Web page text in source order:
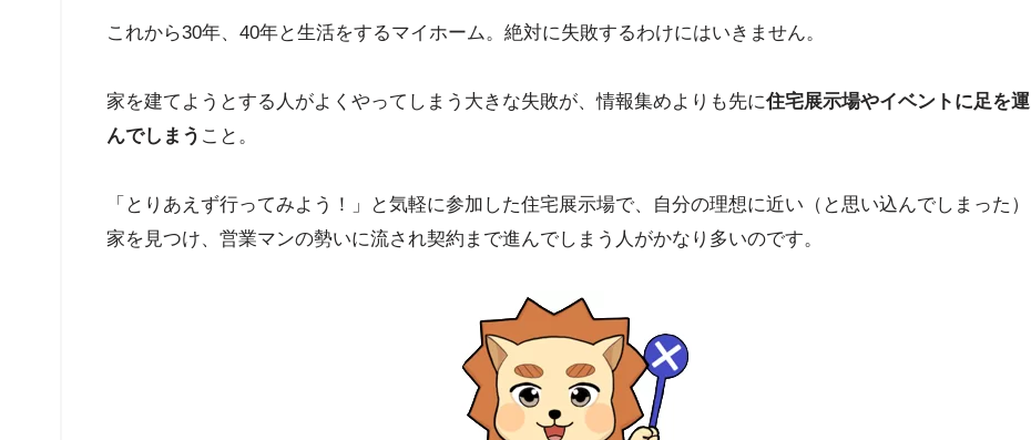
これから30年、40年と生活をするマイホーム。絶対に失敗するわけにはいきません。
家を建てようとする人がよくやってしまう大きな失敗が、情報集めよりも先に住宅展示場やイベントに足を運
んでしまう こと。
「とりあえず行ってみよう！」と気軽に参加した住宅展示場で、自分の理想に近い（と思い込んでしまった）
家を見つけ、営業マンの勢いに流され契約まで進んでしまう人がかなり多いのです。